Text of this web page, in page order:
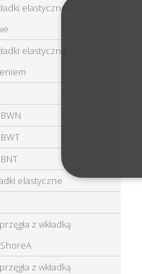
elastyczne -
elastyczne -
elastyczne
z wkładką
z wkładką